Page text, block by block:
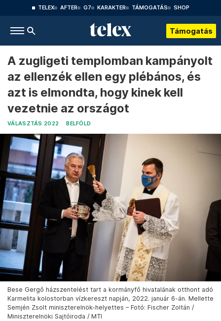
TELEX AFTER G7 KARAKTER TÁMOGATÁS SHOP
Támogatás
A zugligeti templomban kampányolt
az ellenzék ellen egy plébános, és
azt is elmondta, hogy kinek kell
vezetnie az országot
VÁLASZTÁS 2022 BELFÖLD
Bese Gergő házszentelést tart a kormányfő hivatalának otthont adó
Karmelita kolostorban vízkereszt napján, 2022. január 6-án. Mellette
Semjén Zsolt miniszterelnök-helyettes – Fotó: Fischer Zoltán /
Miniszterelnöki Sajtóiroda / MTI